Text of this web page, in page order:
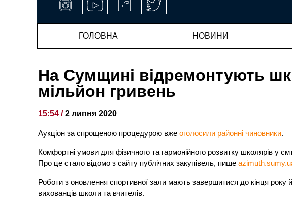
ГОЛОВНА НОВИНИ
На Сумщині відремонтують
мільйон гривень
15:54 /2 липня 2020
Аукціон за спрощеною процедурою вжеоголосили районні чиновники.
Комфортні умови для фізичного та гармонійного розвитку школярів у
Про це стало відомо з сайту публічних закупівель, пише
Роботи з оновлення спортивної зали мають завершитися до кінця року
вихованців школи та вчителів.